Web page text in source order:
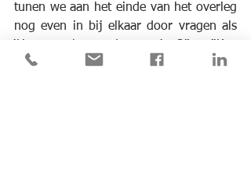
tunen we aan het einde van het overleg
nog even in bij elkaar door vragen als
ik je vandaag nog ergens mee helpen?”